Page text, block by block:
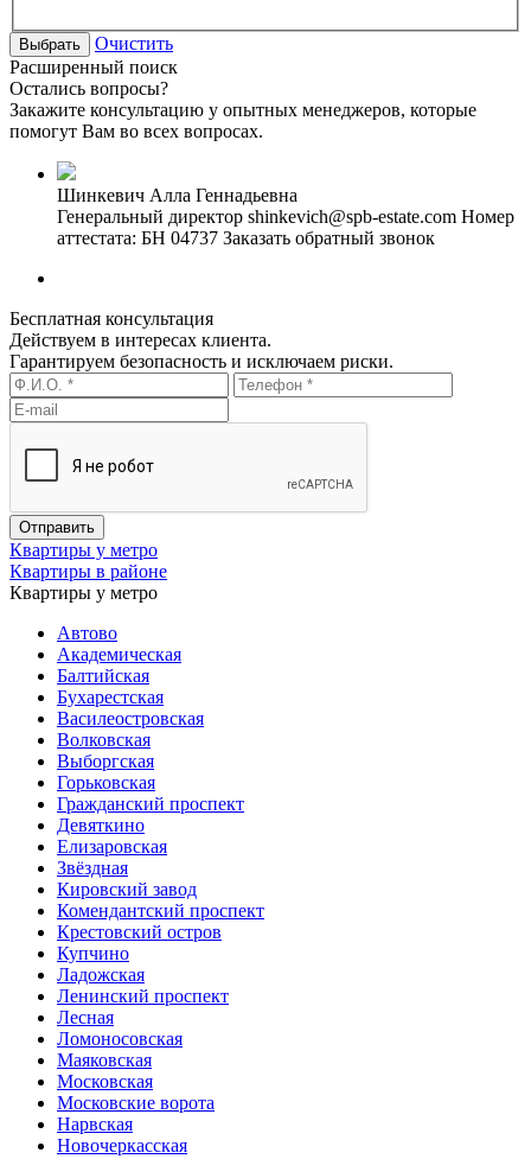
Очистить
Расширенный поиск
Остались вопросы?
Закажите консультацию у опытных менеджеров, которые
помогут Вам во всех вопросах.
Шинкевич Алла Геннадьевна
Генеральный директор shinkevich@spb-estate.com Номер
аттестата: БН 04737 Заказать обратный звонок
Бесплатная консультация
Действуем в интересах клиента.
Гарантируем безопасность и исключаем риски.
Квартиры у метро
Квартиры в районе
Квартиры у метро
Автово
Академическая
Балтийская
Бухарестская
Василеостровская
Волковская
Выборгская
Горьковская
Гражданский проспект
Девяткино
Елизаровская
Звёздная
Кировский завод
Комендантский проспект
Крестовский остров
Купчино
Ладожская
Ленинский проспект
Лесная
Ломоносовская
Маяковская
Московская
Московские ворота
Нарвская
Новочеркасская